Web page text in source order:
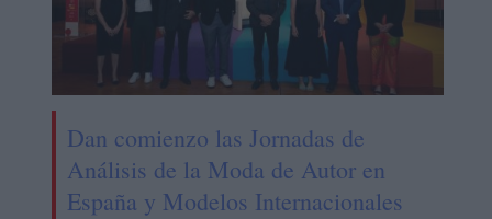
Dan comienzo las Jornadas de
Análisis de la Moda de Autor en
España y Modelos Internacionales